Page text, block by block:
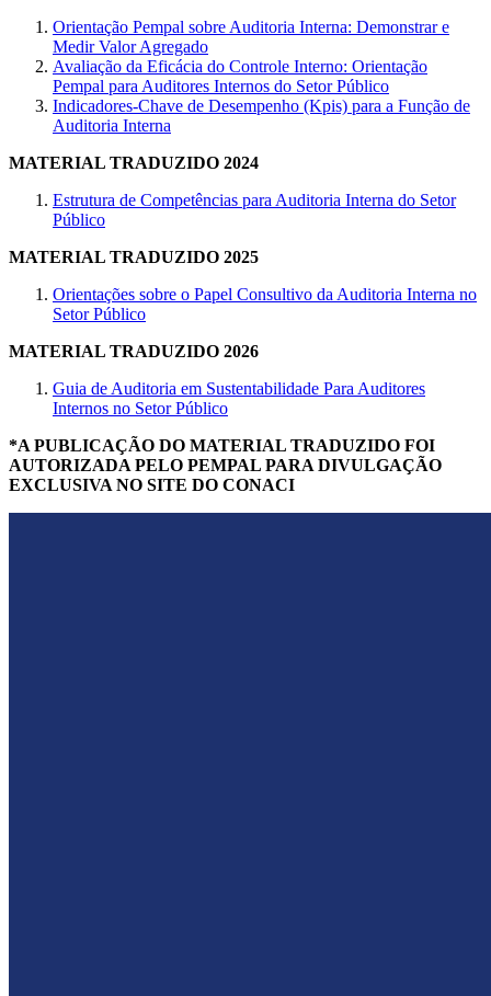
Orientação Pempal sobre Auditoria Interna: Demonstrar e
Medir Valor Agregado
Avaliação da Eficácia do Controle Interno: Orientação
Pempal para Auditores Internos do Setor Público
Indicadores-Chave de Desempenho (Kpis) para a Função de
Auditoria Interna
MATERIAL TRADUZIDO 2024
Estrutura de Competências para Auditoria Interna do Setor
Público
MATERIAL TRADUZIDO 2025
Orientações sobre o Papel Consultivo da Auditoria Interna no
Setor Público
MATERIAL TRADUZIDO 2026
Guia de Auditoria em Sustentabilidade Para Auditores
Internos no Setor Público
*A PUBLICAÇÃO DO MATERIAL TRADUZIDO FOI
AUTORIZADA PELO PEMPAL PARA DIVULGAÇÃO
EXCLUSIVA NO SITE DO CONACI